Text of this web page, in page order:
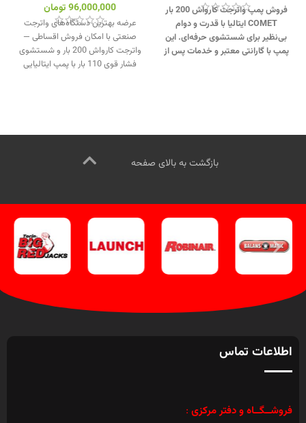
فروش پمپ واترجت کارواش 200 بار
COMET ایتالیا با قدرت و دوام
بی‌نظیر برای شستشوی حرفه‌ای. این
پمپ با گارانتی معتبر و خدمات پس از
96,000,000تومان
عرضه بهترین دستگاه‌های واترجت
صنعتی با امکان فروش اقساطی —
واترجت کارواش 200 بار و شستشوی
فشار قوی 110 بار با پمپ ایتالیایی
کلیک کنید.
بازگشت به بالای صفحه
اطلاعات تماس
فروشــگــاه و دفتر مرکزی :